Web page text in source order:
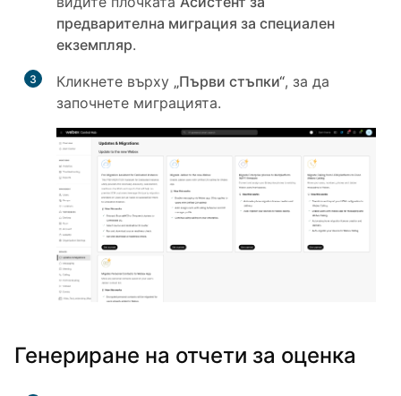
предварителна миграция за специален
екземпляр.
3 Кликнете върху „Първи стъпки“, за да
започнете миграцията.
Генериране на отчети за оценка